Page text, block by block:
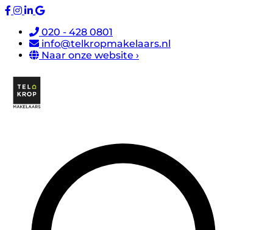
020 - 428 0801
info@telkropmakelaars.nl
Naar onze website ›